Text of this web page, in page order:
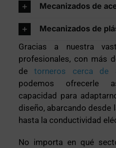
Mecanizados de
Mecanizados de
Gracias a nuestra
profesionales, con más
detorneros cerca de
podemos ofrecerle
capacidad para
diseño, abarcando desde
hasta la conductividad
No importa en qué